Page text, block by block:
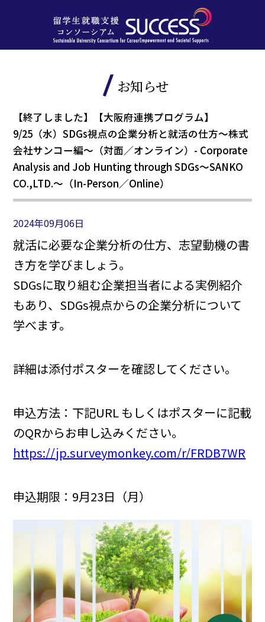
お知らせ
【終了しました】【大阪府連携プログラム】
9/25（水）SDGs視点の企業分析と就活の仕方～株式
会社サンコー編～（対面／オンライン）- Corporate
Analysis and Job Hunting through SDGs～SANKO
CO.,LTD.～（In-Person／Online）
2024年09月06日
就活に必要な企業分析の仕方、志望動機の書
き方を学びましょう。
SDGsに取り組む企業担当者による実例紹介
もあり、SDGs視点からの企業分析について
学べます。
詳細は添付ポスターを確認してください。
申込方法：下記URL もしくはポスターに記載
のQRからお申し込みください。
https://jp.surveymonkey.com/r/FRDB7WR
申込期限：9月23日（月）